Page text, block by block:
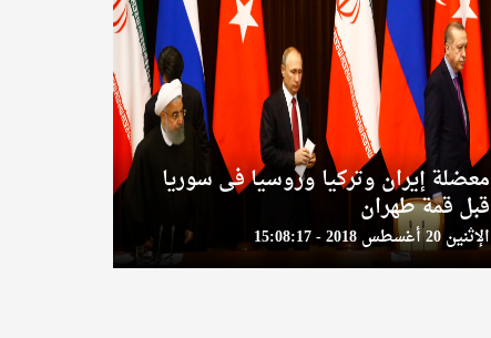
معضلة إيران وتركيا وروسيا فى سوريا
قبل قمة طهران
الإثنين 20 أغسطس 2018 - 15:08:17